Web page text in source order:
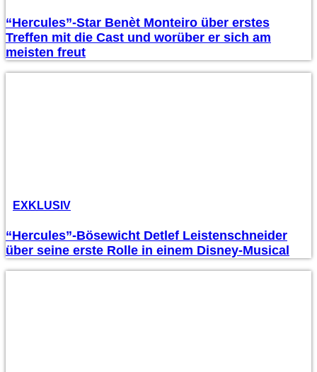
“Hercules”-Star Benèt Monteiro über erstes
Treffen mit die Cast und worüber er sich am
meisten freut
EXKLUSIV
“Hercules”-Bösewicht Detlef Leistenschneider
über seine erste Rolle in einem Disney-Musical